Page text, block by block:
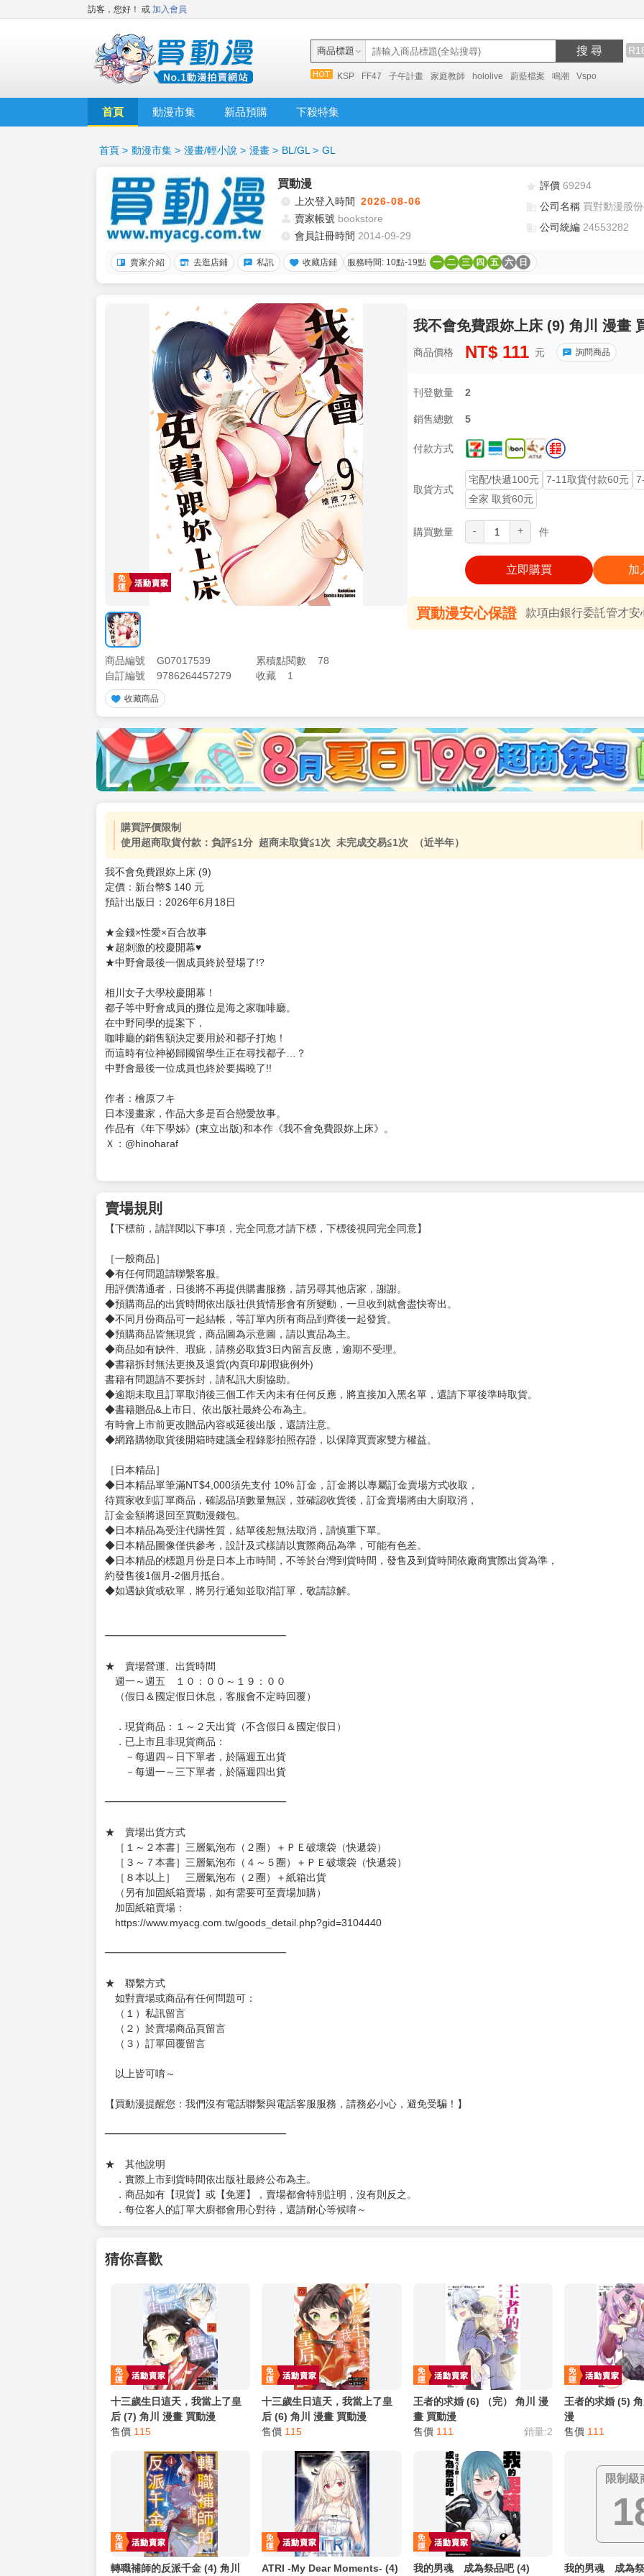
訪客，您好！ 或 加入會員
商品標題 搜 尋
KSP FF47 子午計畫 家庭教師 hololive 蔚藍檔案 鳴潮 Vspo
首頁 動漫市集 新品預購 下殺特集
首頁 > 動漫市集 > 漫畫/輕小說 > 漫畫 > BL/GL > GL
買動漫
上次登入時間 2026-08-06
賣家帳號 bookstore
會員註冊時間 2014-09-29
評價 69294
公司名稱 買對動漫股
公司統編 24553282
賣家介紹 去逛店鋪 私訊 收藏店鋪 服務時間: 10點-19點 一 二 三 四 五 六 日
商品編號 G07017539 累積點閱數
78
自訂編號
9786264457279 收藏 1
收藏商品
我不會免費跟妳上床 (9) 角川 漫畫
商品價格 NT$ 111 元 詢問商品
刊登數量 2
銷售總數 5
付款方式
取貨方式
宅配/快遞100元 7-11取貨付款60元
全家 取貨60元
購買數量 - + 件
立即購買 加
買動漫安心保證 款項由銀行委託管才安
加價購 ( 共
(加購品) 買動漫★《$15元-加固紙箱包裝》
-
使用超商取貨付款：負評≦1分 超商未取貨≦1次 未完成交易≦1次 （近半年）
我不會免費跟妳上床 (9)
定價：新台幣$ 140 元
預計出版日：2026年6月18日
★超刺激的校慶開幕♥
★中野會最後一個成員終於登場了!?
相川女子大學校慶開幕！
咖啡廳的銷售額決定要用於和都子打炮！
而這時有位神祕歸國留學生正在尋找都子…？
中野會最後一位成員也終於要揭曉了!!
日本漫畫家，作品大多是百合戀愛故事。
作品有《年下學姊》(東立出版)和本作《我不會免費跟妳上床》。
Ｘ：@hinoharaf
賣場規則
【下標前，請詳閱以下事項，完全同意才請下標，下標後視同完全同意】
［一般商品］
◆有任何問題請聯繫客服。
用評價溝通者，日後將不再提供購書服務，請另尋其他店家，謝謝。
◆不同月份商品可一起結帳，等訂單內所有商品到齊後一起發貨。
◆預購商品皆無現貨，商品圖為示意圖，請以實品為主。
◆商品如有缺件、瑕疵，請務必取貨3日內留言反應，逾期不受理。
◆書籍拆封無法更換及退貨(內頁印刷瑕疵例外)
書籍有問題請不要拆封，請私訊大廚協助。
◆逾期未取且訂單取消後三個工作天內未有任何反應，將直接加入黑名單，還請下單後準時取貨。
◆書籍贈品&上市日、依出版社最終公布為主。
有時會上市前更改贈品內容或延後出版，還請注意。
◆網路購物取貨後開箱時建議全程錄影拍照存證，以保障買賣家雙方權益。
訂金金額將退回至買動漫錢包。
◆日本精品為受注代購性質，結單後恕無法取消，請慎重下單。
◆日本精品圖像僅供參考，設計及式樣請以實際商品為準，可能有色差。
約發售後1個月-2個月抵台。
◆如遇缺貨或砍單，將另行通知並取消訂單，敬請諒解。
週一～週五 １０：００～１９：００
（假日＆國定假日休息，客服會不定時回覆）
．現貨商品：１～２天出貨（不含假日＆國定假日）
．已上市且非現貨商品：
－每週四～日下單者，於隔週五出貨
－每週一～三下單者，於隔週四出貨
★ 賣場出貨方式
［１～２本書］三層氣泡布（２圈）＋ＰＥ破壞袋（快遞袋）
［３～７本書］三層氣泡布（４～５圈）＋ＰＥ破壞袋（快遞袋）
［８本以上］ 三層氣泡布（２圈）＋紙箱出貨
（另有加固紙箱賣場，如有需要可至賣場加購）
https://www.myacg.com.tw/goods_detail.php?gid=3104440
━━━━━━━━━━━━━━━━━━
（１）私訊留言
（２）於賣場商品頁留言
（３）訂單回覆留言
【買動漫提醒您：我們沒有電話聯繫與電話客服服務，請務必小心，避免受騙！】
★ 其他說明
．實際上市到貨時間依出版社最終公布為主。
．商品如有【現貨】或【免運】，賣場都會特別註明，沒有則反之。
．每位客人的訂單大廚都會用心對待，還請耐心等候唷～
猜你喜歡
十三歲生日這天，我當上了皇
后 (7) 角川 漫畫 買動漫
十三歲生日這天，我當上了皇
后 (6) 角川 漫畫 買動漫
王者的求婚 (6) （完） 角川 漫
畫 買動漫
漫